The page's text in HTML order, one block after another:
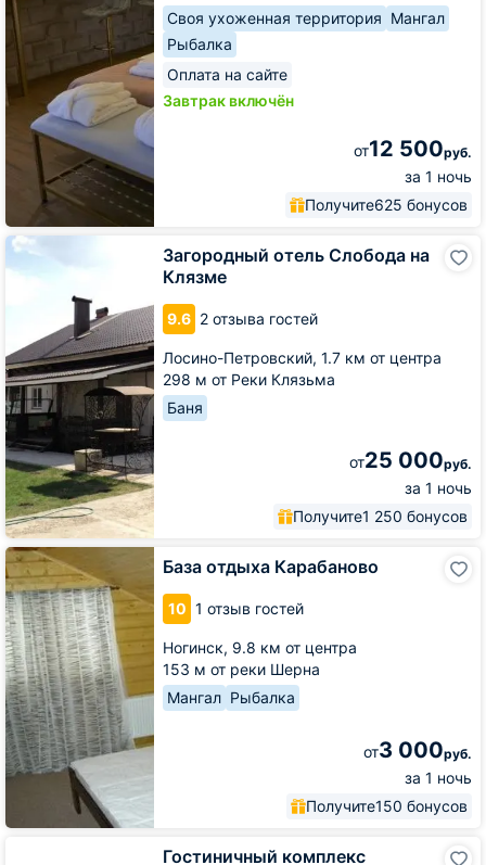
Своя ухоженная территория Мангал
Рыбалка
Оплата на сайте
Завтрак включён
от12 500руб.
за 1 ночь
Получите625 бонусов
Загородный отель Слобода на
Клязме
9.6 2 отзыва гостей
Лосино-Петровский, 1.7 км от центра
298 м от Реки Клязьма
Баня
от25 000руб.
за 1 ночь
Получите1 250 бонусов
Загородный
Слобода
База отдыха Карабаново
10 1 отзыв гостей
Ногинск, 9.8 км от центра
153 м от реки Шерна
Мангал Рыбалка
от3 000руб.
за 1 ночь
Получите150 бонусов
База
отдыха
Карабаново
Гостиничный комплекс